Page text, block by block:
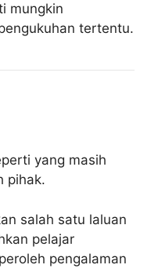
mungkin
tertentu.
yang masih
pihak.
salah satu laluan
pelajar
pengalaman